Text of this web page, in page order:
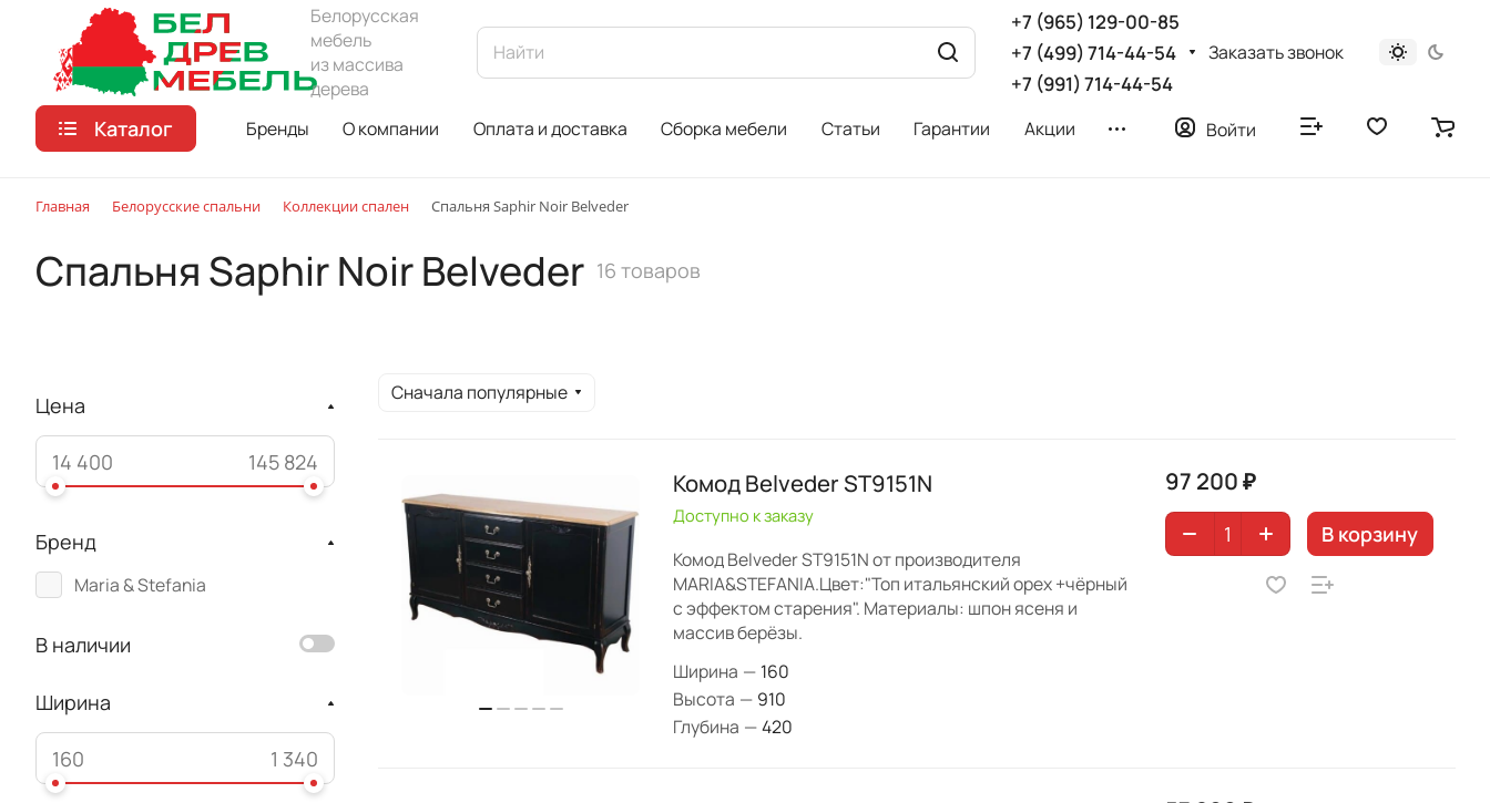
Белорусская
мебель
из массива
дерева
+7 (965) 129-00-85
+7 (499) 714-44-54
+7 (991) 714-44-54
Заказать звонок
Каталог Бренды О компании Оплата и доставка Сборка мебели Статьи Гарантии Акции Войти
Главная Белорусские спальни Коллекции спален Спальня Saphir Noir Belveder
Спальня Saphir Noir Belveder 16 товаров
Сначала популярные
Комод Belveder ST9151N
Доступно к заказу
Комод Belveder ST9151N от производителя
MARIA&STEFANIA.Цвет:"Топ итальянский орех +чёрный
с эффектом старения". Материалы: шпон ясеня и
массив берёзы.
Ширина — 160
Высота — 910
Глубина —420
97 200 ₽
В корзину
Цена
Бренд
Maria & Stefania
В наличии
Ширина